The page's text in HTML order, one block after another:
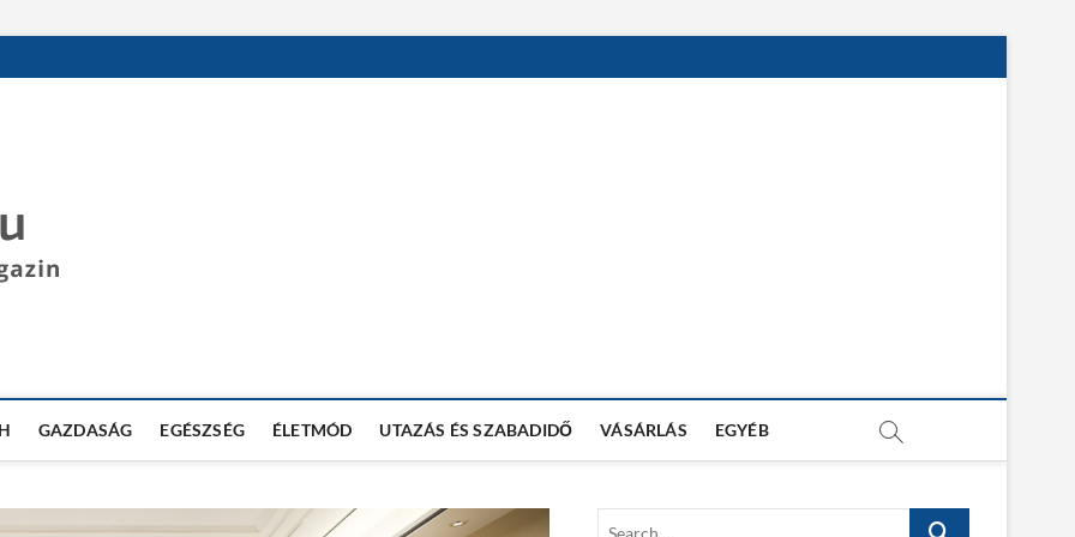
GAZDASÁG EGÉSZSÉG ÉLETMÓD UTAZÁS ÉS SZABADIDŐ VÁSÁRLÁS EGYÉB